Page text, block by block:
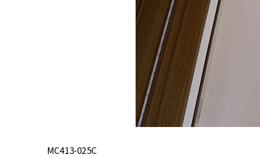
MC413-025C